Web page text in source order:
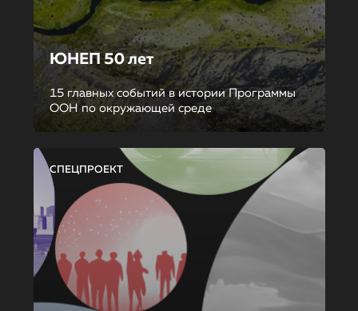
ЮНЕП 50 лет
15 главных событий в истории Программы
ООН по окружающей среде
СПЕЦПРОЕКТ